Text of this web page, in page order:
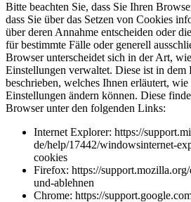
Bitte beachten Sie, dass Sie Ihren
dass Sie über das Setzen von Cookies
über deren Annahme entscheiden oder
für bestimmte Fälle oder generell
Browser unterscheidet sich in der Art,
Einstellungen verwaltet. Diese ist in
beschrieben, welches Ihnen erläutert,
Einstellungen ändern können. Diese
Browser unter den folgenden Links:
Internet Explorer: https://
de/help/17442/windowsinternet-
cookies
Firefox: https://
und-ablehnen
Chrome: https://